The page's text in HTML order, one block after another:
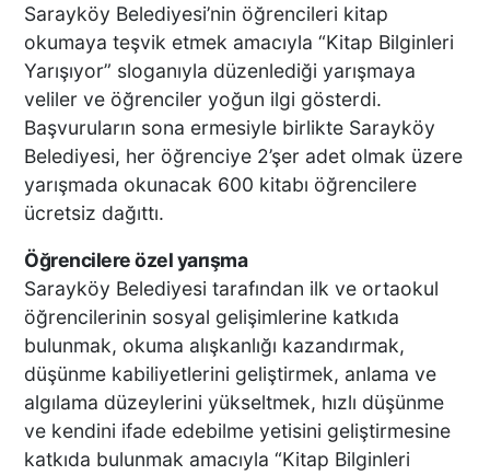
VİCDANSIZLIK
AZRAİL’E “ELDEN SONRA
GEL” DEDİ! OKEYE DEVAM
ETTİ
GRUBUN GÖZÜ ÖNÜNDE
TEKNE ÇALIŞANLARI
BİRBİRİNE GİRDİ!
ÜNLÜ YÖNETMEN EZEL
AKAY’A ŞOK OPERASYON!
KARDEŞİYLE GÖZALTINA
ALINDI
Sarayköy Belediyesi’nin öğrencileri kitap
okumaya teşvik etmek amacıyla “Kitap Bilginleri
Yarışıyor” sloganıyla düzenlediği yarışmaya
veliler ve öğrenciler yoğun ilgi gösterdi.
Başvuruların sona ermesiyle birlikte Sarayköy
Belediyesi, her öğrenciye 2’şer adet olmak üzere
yarışmada okunacak 600 kitabı öğrencilere
ücretsiz dağıttı.
Öğrencilere özel yarışma
Sarayköy Belediyesi tarafından ilk ve ortaokul
öğrencilerinin sosyal gelişimlerine katkıda
bulunmak, okuma alışkanlığı kazandırmak,
düşünme kabiliyetlerini geliştirmek, anlama ve
algılama düzeylerini yükseltmek, hızlı düşünme
ve kendini ifade edebilme yetisini geliştirmesine
katkıda bulunmak amacıyla “Kitap Bilginleri